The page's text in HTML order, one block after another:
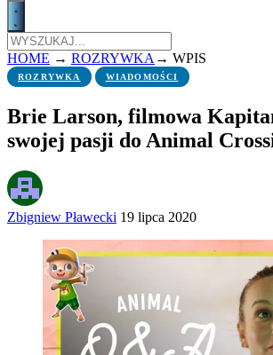
HOME → ROZRYWKA → WPIS
ROZRYWKA WIADOMOŚCI
Brie Larson, filmowa
swojej pasji do Animal
Zbigniew Pławecki 19 lipca 2020